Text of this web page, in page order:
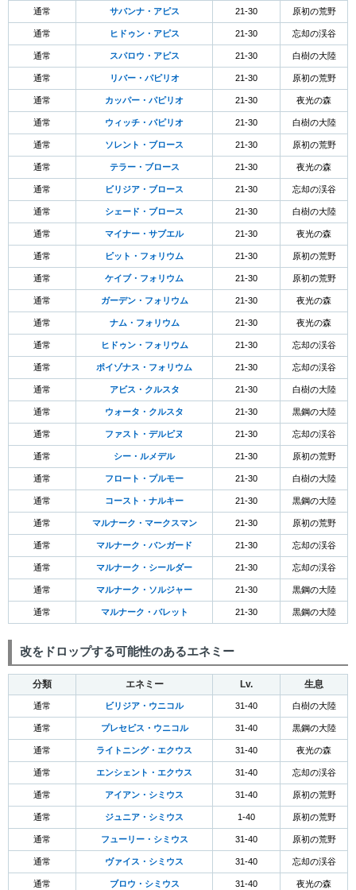
通常 サバンナ・アピス 21-30 原初の荒野
通常 ヒドゥン・アピス 21-30 忘却の渓谷
通常 スパロウ・アピス 21-30 白樹の大陸
通常 リバー・パピリオ 21-30 原初の荒野
通常 カッパー・パピリオ 21-30 夜光の森
通常 ウィッチ・パピリオ 21-30 白樹の大陸
通常 ソレント・ブロース 21-30 原初の荒野
通常 テラー・ブロース 21-30 夜光の森
通常 ビリジア・ブロース 21-30 忘却の渓谷
通常 シェード・ブロース 21-30 白樹の大陸
通常 マイナー・サブエル 21-30 夜光の森
通常 ピット・フォリウム 21-30 原初の荒野
通常 ケイブ・フォリウム 21-30 原初の荒野
通常 ガーデン・フォリウム 21-30 夜光の森
通常 ナム・フォリウム 21-30 夜光の森
通常 ヒドゥン・フォリウム 21-30 忘却の渓谷
通常 ポイゾナス・フォリウム 21-30 忘却の渓谷
通常 アビス・クルスタ 21-30 白樹の大陸
通常 ウォータ・クルスタ 21-30 黒鋼の大陸
通常 ファスト・デルピヌ 21-30 忘却の渓谷
通常 シー・ルメデル 21-30 原初の荒野
通常 フロート・プルモー 21-30 白樹の大陸
通常 コースト・ナルキー 21-30 黒鋼の大陸
通常 マルナーク・マークスマン 21-30 原初の荒野
通常 マルナーク・バンガード 21-30 忘却の渓谷
通常 マルナーク・シールダー 21-30 忘却の渓谷
通常 マルナーク・ソルジャー 21-30 黒鋼の大陸
通常 マルナーク・バレット 21-30 黒鋼の大陸
改をドロップする可能性のあるエネミー
分類 エネミー Lv. 生息
通常 ビリジア・ウニコル 31-40 白樹の大陸
通常 プレセピス・ウニコル 31-40 黒鋼の大陸
通常 ライトニング・エクウス 31-40 夜光の森
通常 エンシェント・エクウス 31-40 忘却の渓谷
通常 アイアン・シミウス 31-40 原初の荒野
通常 ジュニア・シミウス 1-40 原初の荒野
通常 フューリー・シミウス 31-40 原初の荒野
通常 ヴァイス・シミウス 31-40 忘却の渓谷
通常 ブロウ・シミウス 31-40 夜光の森